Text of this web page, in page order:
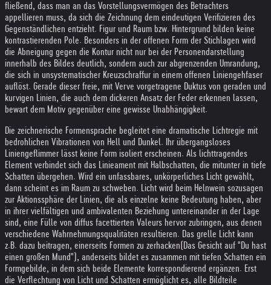
fließend, dass man an das Vorstellungsvermögen des Betrachters
appellieren muss, da sich die Zeichnung dem eindeutigen Verifizieren des
Gegenständlichen entzieht. Figur und Raum bzw. Hintergrund bilden keine
kontrastierenden Pole. Besonders in der offenen Form der Stichlagen wird
die Abneigung gegen die Kontur nicht nur bei der Personendarstellung
innerhalb des Bildes deutlich, sondern auch zur abgrenzenden Umrandung,
die sich in unsystematischer Kreuzschraffur in einem offenen Liniengehfaser
auflöst. Gerade dieser freie, mit Verve vorgetragene Duktus von geraden und
kurvigen Linien, die auch dem dickeren Ansatz der Feder erkennen lassen,
bewart dem Motiv gegenüber eine gewisse Unabhängigkeit.
Die zeichnerische Formensprache begleitet eine dramatische Lichtregie mit
bedrohlichen Vibrationen von Hell und Dunkel. Ihr übergangsloses
Liniengeflimmer lässt keine Form isoliert erscheinen. Als lichttragendes
Element verbindet sich das Linieament mit Halbschatten, die mitunter in tiefe
Schatten übergehen. Wird ein unfassbares, unkörperliches Licht gewählt,
dann scheint es im Raum zu schweben. Licht wird beim Helnwein sozusagen
zur Aktionssphäre der Linien, die als einzelne keine Bedeutung haben, aber
in ihrer vielfältigen und ambivalenten Beziehung untereinander in der Lage
sind, eine Fülle von diffus facettierten Valeurs hervor zubringen, aus denen
verschiedene Wahrnehmungsqualitäten resultieren. Das grelle Licht kann
z.B. dazu beitragen, einerseits Formen zu zerhacken(Das Gesicht auf "Du hast
einen großen Mund"), anderseits bildet es zusammen mit tiefen Schatten ein
Formgebilde, in dem sich beide Elemente korrespondierend ergänzen. Erst
die Verflechtung von Licht und Schatten ermöglicht es, alle Bildteile